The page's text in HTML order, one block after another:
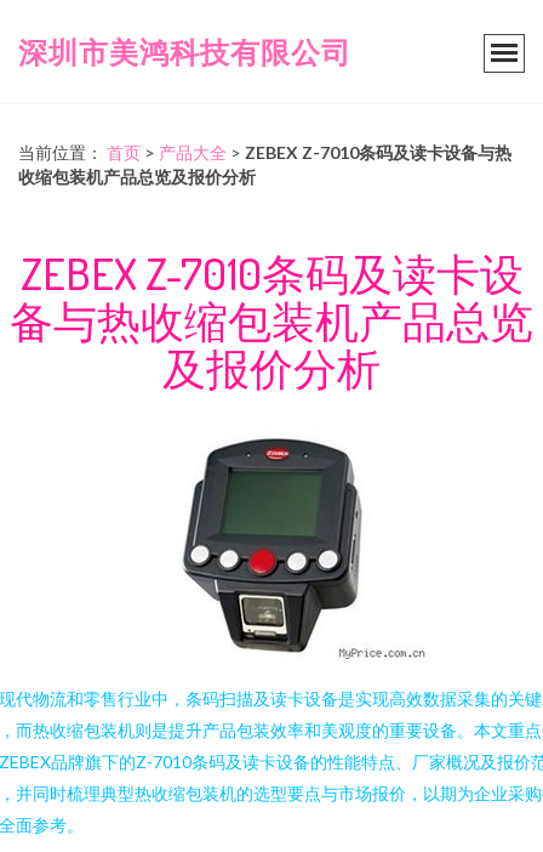
深圳市美鸿科技有限公司
当前位置： 首页 > 产品大全 > ZEBEX Z-7010条码及读卡设备与热
收缩包装机产品总览及报价分析
ZEBEX Z-7010条码及读卡设
备与热收缩包装机产品总览
及报价分析
代物流和零售行业中，条码扫描及读卡设备是实现高效数据采集的关
而热收缩包装机则是提升产品包装效率和美观度的重要设备。本文重
品牌旗下的Z-7010条码及读卡设备的性能特点、厂家概况及报价
并同时梳理典型热收缩包装机的选型要点与市场报价，以期为企业采
面参考。